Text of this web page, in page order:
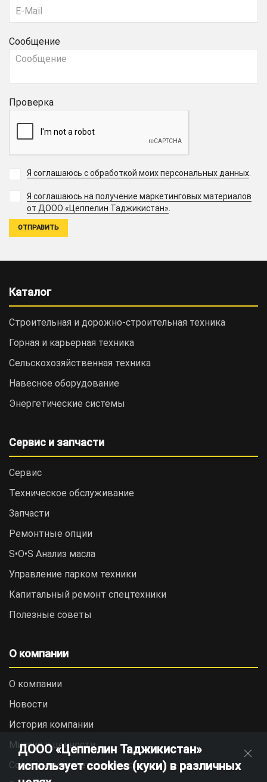
Сообщение
Проверка
Я соглашаюсь с обработкой моих персональных данных.
Я соглашаюсь на получение маркетинговых материалов
от ДООО «Цеппелин Таджикистан».
Каталог
Строительная и дорожно-cтроительная техника
Горная и карьерная техника
Сельскохозяйственная техника
Навесное оборудование
Энергетические системы
Сервис и запчасти
Сервис
Техническое обслуживание
Запчасти
Ремонтные опции
S•O•S Анализ масла
Управление парком техники
Капитальный ремонт спецтехники
Полезные советы
О компании
О компании
Новости
История компании
Миссия и ценности
Социальная ответственность
ДООО «Цеппелин Таджикистан»
использует cookies (куки) в различных